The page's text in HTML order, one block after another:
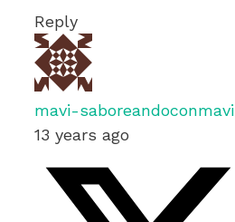
Reply
mavi-saboreandoconmavi
13 years ago